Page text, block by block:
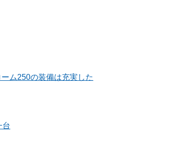
ム250の装備は充実した
台